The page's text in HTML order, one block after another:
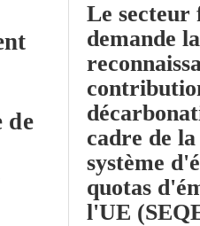
de
Le
demande la
cadre de
système
quotas
l'UE